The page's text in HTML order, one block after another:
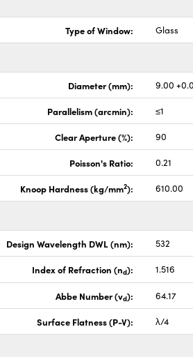
Type of Window: Glass
Diameter (mm): 9.00
Parallelism (arcmin): ≤1
Clear Aperture (%): 90
Poisson's Ratio: 0.21
Knoop Hardness (kg/mm2): 610.00
Design Wavelength DWL (nm): 532
Index of Refraction (nd): 1.516
Abbe Number (vd): 64.17
Surface Flatness (P-V): λ/4